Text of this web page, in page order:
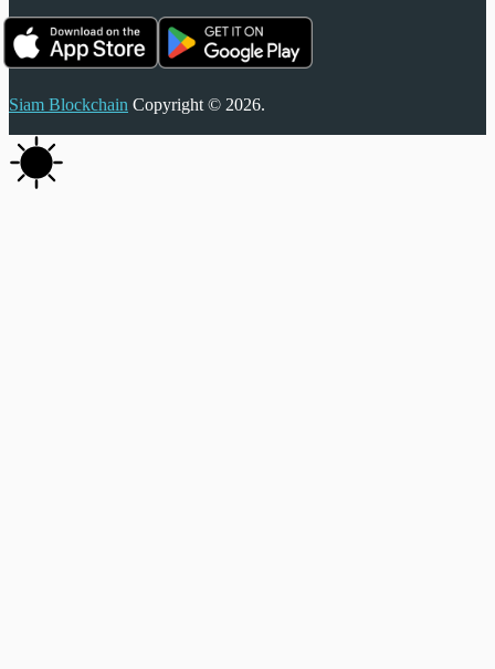
Siam Blockchain Copyright © 2026.